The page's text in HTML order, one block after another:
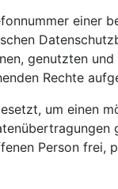
einer
genutzten
Rechte
um einen
Person frei,